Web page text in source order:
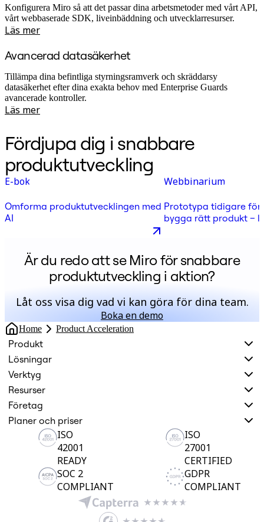
Konfigurera Miro så att det passar dina arbetsmetoder med vårt API,
vårt webbaserade SDK, liveinbäddning och utvecklarresurser.
Läs mer
Avancerad datasäkerhet
Tillämpa dina befintliga styrningsramverk och skräddarsy
datasäkerhet efter dina exakta behov med Enterprise Guards
avancerade kontroller.
Läs mer
Fördjupa dig i snabbare
produktutveckling
E-bok
Omforma produktutvecklingen med
AI
Webbinarium
Prototypa tidigare för
bygga rätt produkt –
Är du redo att se Miro för snabbare
produktutveckling i aktion?
Låt oss visa dig vad vi kan göra för dina team.
Boka en demo
Home Product Acceleration
Produkt
Lösningar
Verktyg
Resurser
Företag
Planer och priser
ISO
42001
READY
ISO
27001
CERTIFIED
SOC 2
COMPLIANT
GDPR
COMPLIANT